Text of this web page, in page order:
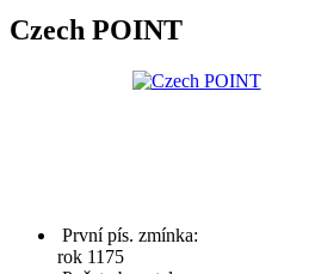
Czech POINT
První pís. zmínka:
rok 1175